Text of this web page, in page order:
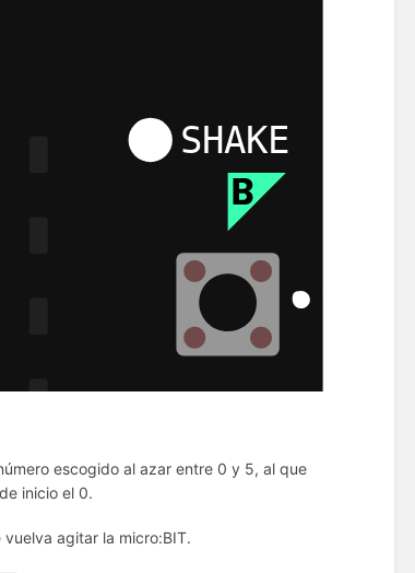
escogido al azar entre 0 y 5, al que
inicio el 0.
agitar la micro:BIT.